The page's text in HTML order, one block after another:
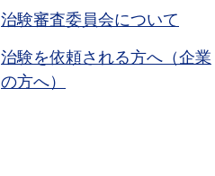
治験審査委員会について
治験を依頼される方へ（企業
の方へ）